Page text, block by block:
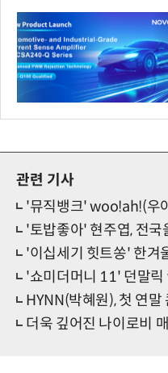
관련 기사
'뮤직뱅크' woo!ah!(우
'토밥좋아' 현주엽, 전
'이십세기 힛트쏭' 한겨
'쇼미더머니 11' 던말릭
HYNN(박혜원), 첫 연
더욱 깊어진 나이로비